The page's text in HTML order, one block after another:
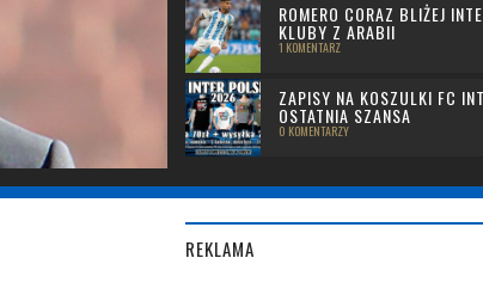
ROMERO CORAZ BLIŻEJ
KLUBY Z ARABII
1 KOMENTARZ
ZAPISY NA KOSZULKI FC
OSTATNIA SZANSA
0 KOMENTARZY
REKLAMA